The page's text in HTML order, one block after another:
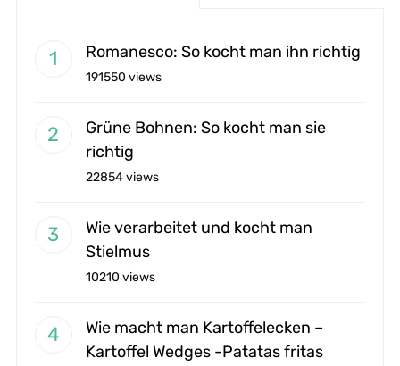
Romanesco: So kocht man ihn richtig
191550 views
Grüne Bohnen: So kocht man sie
richtig
22854 views
Wie verarbeitet und kocht man
Stielmus
10210 views
Wie macht man Kartoffelecken –
Kartoffel Wedges -Patatas fritas